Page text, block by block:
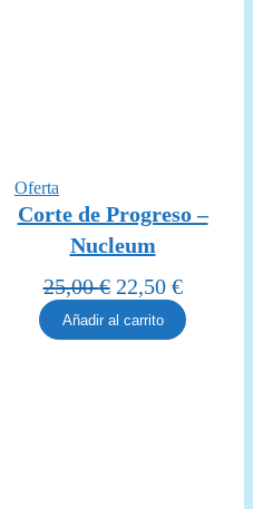
precio
actual
Oferta
en
oferta
Corte de Progreso –
Nucleum
25,00€ El
precio
original
22,50 €El
precio
actual
Añadir al carrito